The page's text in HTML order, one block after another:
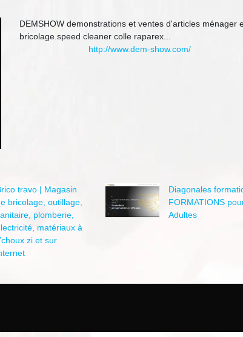
DEMSHOW demonstrations et ventes d'articles ménager
bricolage.speed cleaner colle raparex...
http://www.dem-show.com/
travo | Magasin
bricolage, outillage,
plomberie,
matériaux à
zi et sur
Diagonales
FORMATIONS
Adultes